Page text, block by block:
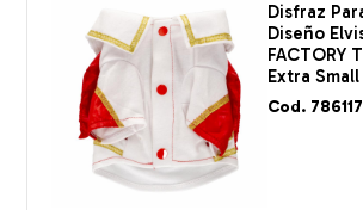
Disfraz
Diseño
FACTORY
Extra Small
Cod.